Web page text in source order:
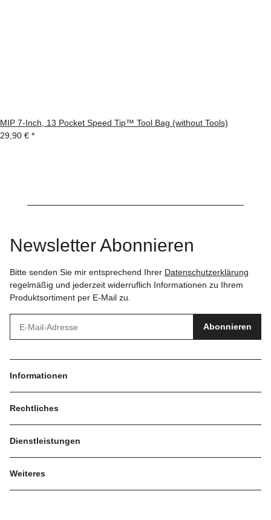
MIP 7-Inch, 13 Pocket Speed Tip™ Tool Bag (without Tools)
29,90 € *
Newsletter Abonnieren
Bitte senden Sie mir entsprechend Ihrer Datenschutzerklärung
regelmäßig und jederzeit widerruflich Informationen zu Ihrem
Produktsortiment per E-Mail zu.
Abonnieren
Informationen
Rechtliches
Dienstleistungen
Weiteres